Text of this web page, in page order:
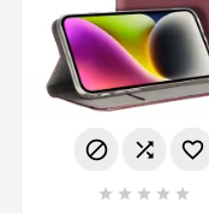
  
    